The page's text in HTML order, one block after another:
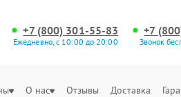
+7 (800) 301-55-83
Ежедневно, с 10:00 до 20:00
+7
Звонок
О нас Отзывы Доставка